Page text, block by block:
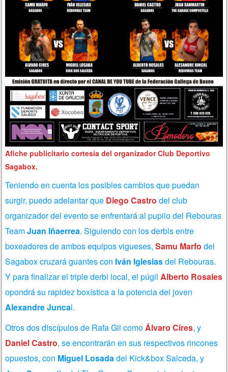
Afiche publicitario cortesía del organizador Club Deportivo
Sagabox.
Teniendo en cuenta los posibles cambios que puedan
surgir, puedo adelantar que Diego Castro del club
organizador del evento se enfrentará al pupilo del Rebouras
TeamJuan Iñaerrea. Siguiendo con los derbis entre
boxeadores de ambos equipos vigueses, Samu Marfo del
Sagabox cruzará guantes con Iván Iglesiasdel Rebouras.
Y para finalizar el triple derbi local, el púgilAlberto Rosales
opondrá su rapidez boxística a la potencia del joven
Alexandre Juncal.
Otros dos discípulos de Rafa Gil comoÁlvaro Cires, y
Daniel Castro, se encontrarán en sus respectivos rincones
opuestos, con Miguel Losadadel Kick&box Salceda, y